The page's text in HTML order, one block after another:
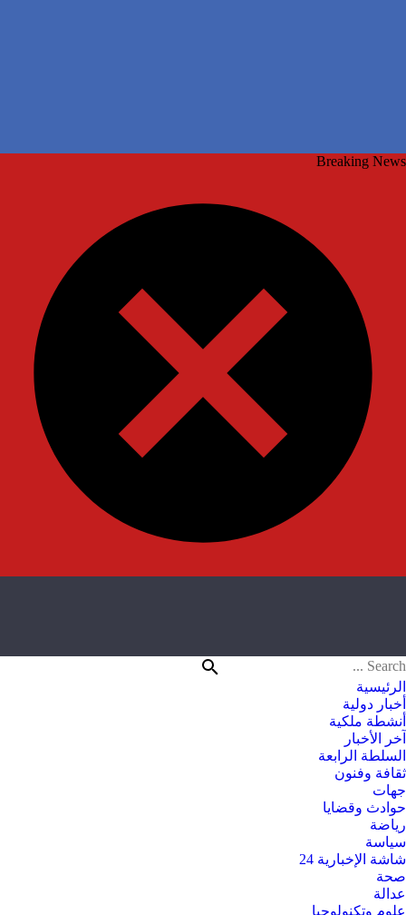
Breaking News
الرئيسية
أخبار دولية
أنشطة ملكية
آخر الأخبار
السلطة الرابعة
ثقافة وفنون
جهات
حوادث وقضايا
رياضة
سياسة
شاشة الإخبارية 24
صحة
عدالة
علوم وتكنولوجيا